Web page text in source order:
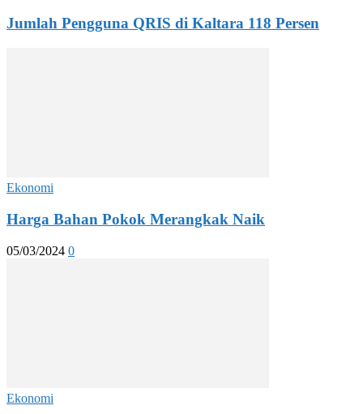
Jumlah Pengguna QRIS di Kaltara 118 Persen
Ekonomi
Harga Bahan Pokok Merangkak Naik
05/03/2024 0
Ekonomi